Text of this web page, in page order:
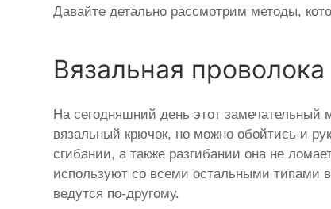
Давайте детально рассмотрим методы,
Вязальная проволока
На сегодняшний день этот
вязальный крючок, но можно обойтись и
сгибании, а также разгибании она не
используют со всеми остальными типами
ведутся по-другому.